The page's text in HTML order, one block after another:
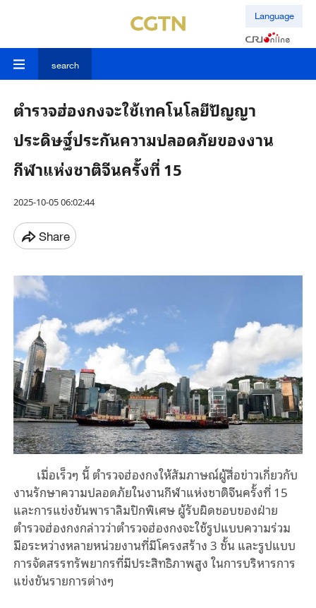
Language
search
ตำรวจฮ่องกงจะใช้เทคโนโลยีปัญญา
ประดิษฐ์ประกันความปลอดภัยของงาน
กีฬาแห่งชาติจีนครั้งที่ 15
2025-10-05 06:02:44
Share
เมื่อเร็วๆ นี้ ตำรวจฮ่องกงให้สัมภาษณ์ผู้สื่อข่าวเกี่ยวกับ
งานรักษาความปลอดภัยในงานกีฬาแห่งชาติจีนครั้งที่ 15
และการแข่งขันพาราลิมปิกพิเศษ ผู้รับผิดชอบของฝ่าย
ตำรวจฮ่องกงกล่าวว่าตำรวจฮ่องกงจะใช้รูปแบบความร่วม
มือระหว่างหลายหน่วยงานที่มีโครงสร้าง 3 ชั้น และรูปแบบ
การจัดสรรทรัพยากรที่มีประสิทธิภาพสูง ในการบริหารการ
แข่งขันรายการต่างๆ